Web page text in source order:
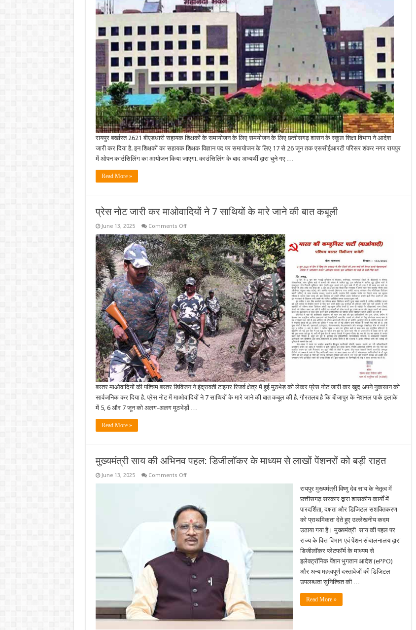
का
आदेश
रायपुर बर्खास्त 2621 बीएडधारी सहायक शिक्षकों के समायोजन के लिए समयोजन के लिए छत्तीसगढ़ शासन के स्कूल शिक्षा विभाग ने आदेश
जारी कर दिया है. इन शिक्षकों का सहायक शिक्षक विज्ञान पद पर समायोजन के लिए 17 से 26 जून तक एससीईआरटी परिसर शंकर नगर रायपुर
में ओपन काउंसिलिंग का आयोजन किया जाएगा. काउंसिलिंग के बाद अभ्यर्थी द्वारा चुने गए …
Read More »
प्रेस नोट जारी कर माओवादियों ने 7 साथियों के मारे जाने की बात कबूली
June 13, 2025 Comments Offon
नोट
जारी
कर
माओवादियों
ने
7
साथियों
के
मारे
जाने
की
बात
कबूली
बस्तर माओवादियों की पश्चिम बस्तर डिविजन ने इंद्रावती टाइगर रिजर्व क्षेत्र में हुई मुठभेड़ को लेकर प्रेस नोट जारी कर खुद अपने नुकसान को
सार्वजनिक कर दिया है. प्रेस नोट में माओवादियों ने 7 साथियों के मारे जाने की बात कबूल की है. गौरतलब है कि बीजापुर के नेशनल पार्क इलाके
में 5, 6 और 7 जून को अलग-अलग मुठभेड़ों …
Read More »
मुख्यमंत्री साय की अभिनव पहल: डिजीलॉकर के माध्यम से लाखों पेंशनरों को बड़ी राहत
June 13, 2025 Comments Offon
पहल:
डिजीलॉकर
के
माध्यम
से
लाखों
पेंशनरों
को
बड़ी
राहत
रायपुर मुख्यमंत्री विष्णु देव साय के नेतृत्व में
छत्तीसगढ़ सरकार द्वारा शासकीय कार्यों में
पारदर्शिता, दक्षता और डिजिटल सशक्तिकरण
को प्राथमिकता देते हुए उल्लेखनीय कदम
उठाया गया है। मुख्यमंत्री साय की पहल पर
राज्य के वित्त विभाग एवं पेंशन संचालनालय द्वारा
डिजीलॉकर प्लेटफॉर्म के माध्यम से
इलेक्ट्रॉनिक पेंशन भुगतान आदेश (ePPO)
और अन्य महत्वपूर्ण दस्तावेजों की डिजिटल
उपलब्धता सुनिश्चित की …
Read More »